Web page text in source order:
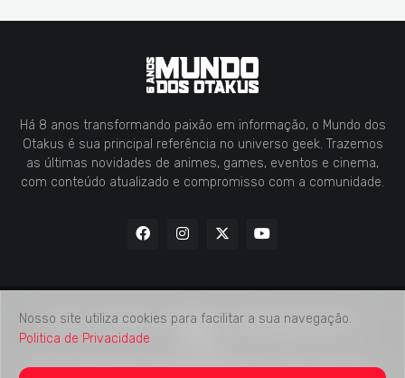
Há 8 anos transformando paixão em informação, o Mundo dos
Otakus é sua principal referência no universo geek. Trazemos
as últimas novidades de animes, games, eventos e cinema,
com conteúdo atualizado e compromisso com a comunidade.
Home Contato Midia Kit
Verificação de Fatos
Nosso site utiliza cookies para facilitar a sua navegação.
Politica de Privacidade